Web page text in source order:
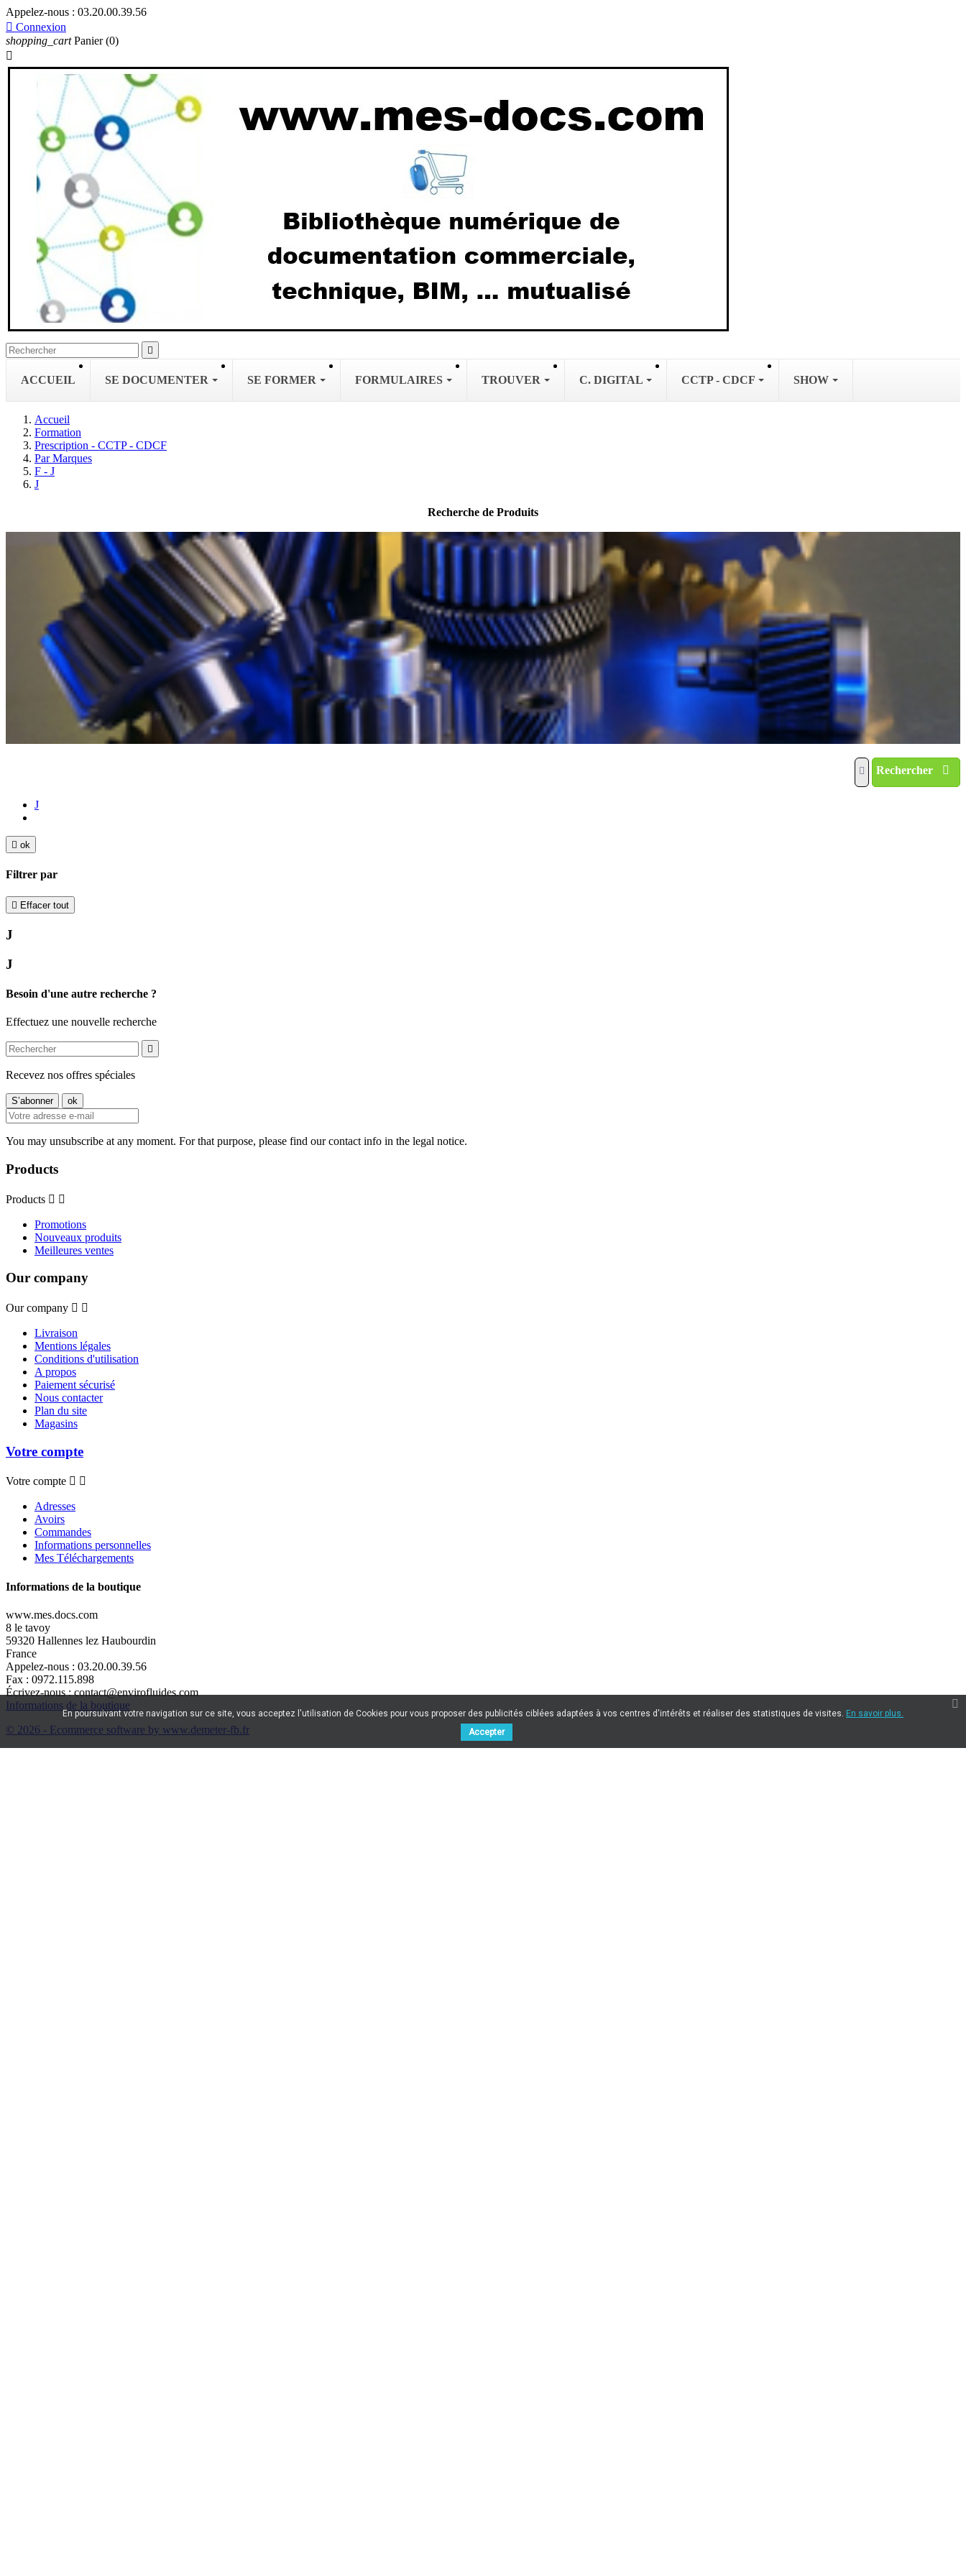
Appelez-nous : 03.20.00.39.56
 Connexion
shopping_cart Panier (0)


ACCUEIL SE DOCUMENTER SE FORMER FORMULAIRES TROUVER C. DIGITAL CCTP - CDCF SHOW
Accueil
Formation
Prescription - CCTP - CDCF
Par Marques
F - J
J
Recherche de Produits
Rechercher
J
 ok
Filtrer par
 Effacer tout
J
J
Besoin d'une autre recherche ?
Effectuez une nouvelle recherche

Recevez nos offres spéciales
You may unsubscribe at any moment. For that purpose, please find our contact info in the legal notice.
Products
Products  
Promotions
Nouveaux produits
Meilleures ventes
Our company
Our company  
Livraison
Mentions légales
Conditions d'utilisation
A propos
Paiement sécurisé
Nous contacter
Plan du site
Magasins
Votre compte
Votre compte  
Adresses
Avoirs
Commandes
Informations personnelles
Mes Téléchargements
Informations de la boutique
www.mes.docs.com
8 le tavoy
59320 Hallennes lez Haubourdin
France
Appelez-nous : 03.20.00.39.56
Fax : 0972.115.898
Écrivez-nous :contact@envirofluides.com
Informations de la boutique
© 2026 - Ecommerce software by www.demeter-fb.fr
En poursuivant votre navigation sur ce site, vous acceptez l'utilisation de Cookies pour vous proposer des publicités ciblées adaptées à vos centres d'intérêts et réaliser des statistiques de visites. En savoir plus.
Accepter